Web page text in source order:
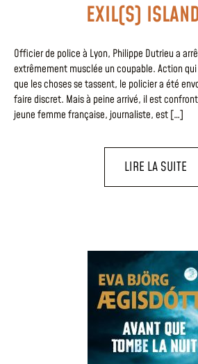
EXIL(S)
Officier de police à Lyon, Philippe Dutrieu a
extrêmement musclée un coupable. Action
que les choses se tassent, le policier a été
faire discret. Mais à peine arrivé, il est
jeune femme française, journaliste, est […]
LIRE LA SUITE